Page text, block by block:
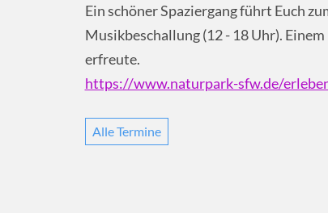
Ein schöner Spaziergang führt Euch
Musikbeschallung (12 - 18 Uhr).
erfreute.
https://www.naturpark-sfw.de/
Alle Termine